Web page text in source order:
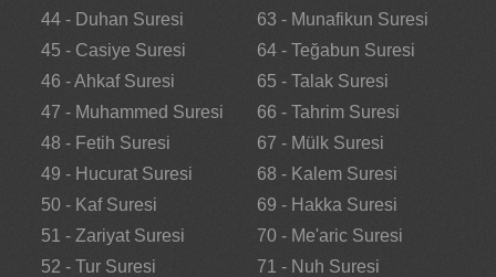
44 - Duhan Suresi
45 - Casiye Suresi
46 - Ahkaf Suresi
47 - Muhammed Suresi
48 - Fetih Suresi
49 - Hucurat Suresi
50 - Kaf Suresi
51 - Zariyat Suresi
52 - Tur Suresi
63 - Munafikun Suresi
64 - Teğabun Suresi
65 - Talak Suresi
66 - Tahrim Suresi
67 - Mülk Suresi
68 - Kalem Suresi
69 - Hakka Suresi
70 - Me'aric Suresi
71 - Nuh Suresi